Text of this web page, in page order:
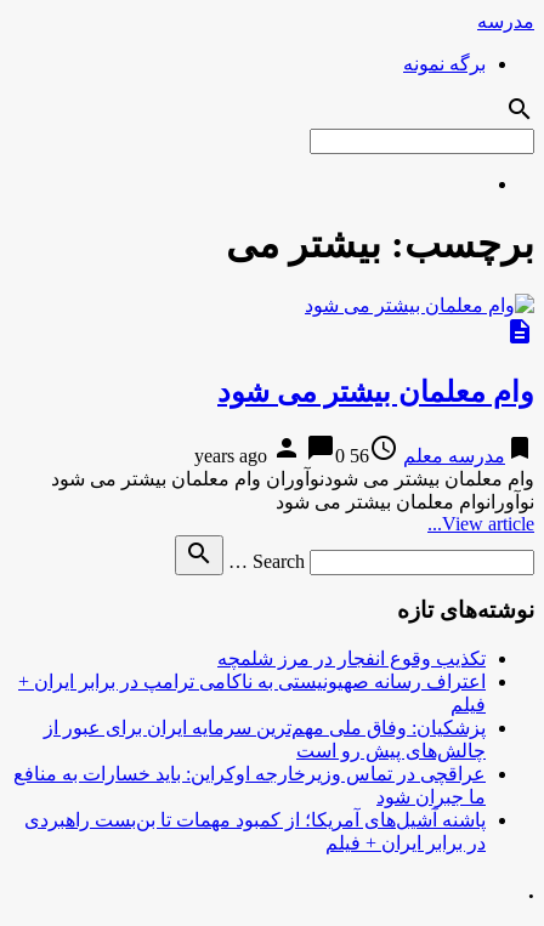
مدرسه
برگه نمونه
search
برچسب: بیشتر می
description
وام معلمان بیشتر می شود
bookmark مدرسه معلم access_time
56 years ago
person chat_bubble0
وام معلمان بیشتر می شودنوآوران وام معلمان بیشتر می شود
نوآورانوام معلمان بیشتر می شود
View article...
Search …
search
نوشته‌های تازه
تکذیب وقوع انفجار در مرز شلمچه
اعتراف رسانه صهیونیستی به ناکامی ترامپ در برابر ایران +
فیلم
پزشکیان: وفاق ملی مهم‌ترین سرمایه ایران برای عبور از
چالش‌های پیش رو است
عراقچی در تماس وزیرخارجه اوکراین: باید خسارات به منافع
ما جبران شود
پاشنه آشیل‌های آمریکا؛ از کمبود مهمات تا بن‌بست راهبردی
در برابر ایران + فیلم
.